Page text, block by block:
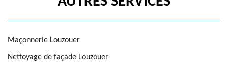
Maçonnerie Louzouer
Nettoyage de façade Louzouer